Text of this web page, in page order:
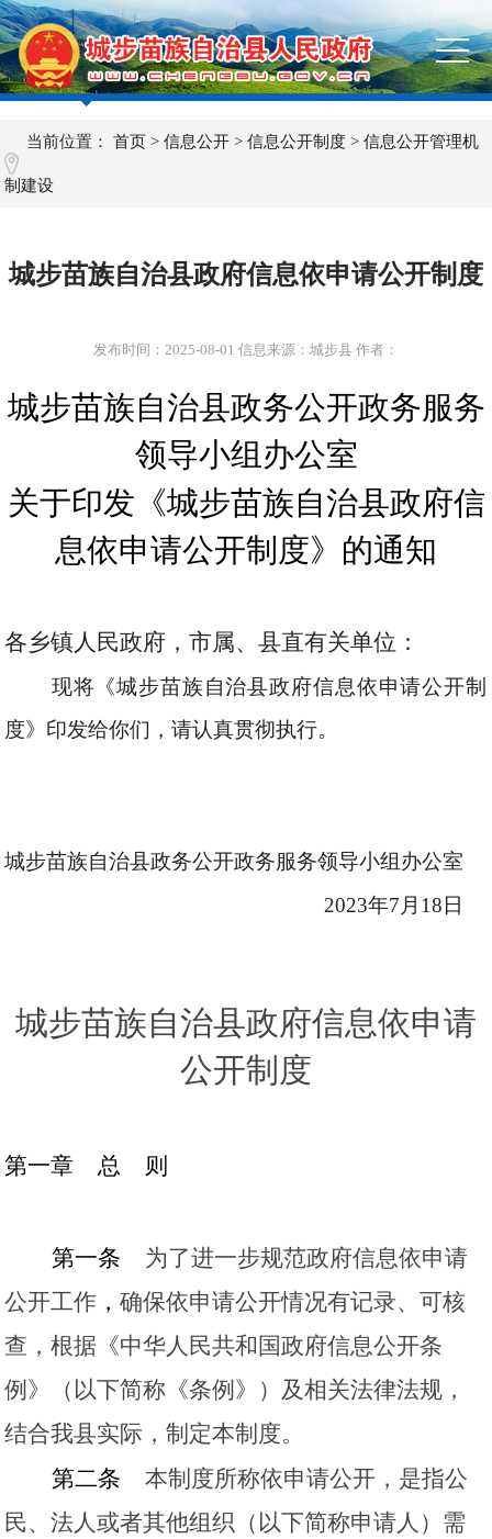
当前位置：首页 >信息公开 >信息公开制度 >信息公开管理机
制建设
城步苗族自治县政府信息依申请公开制度
发布时间： 2025-08-01 信息来源：城步县 作者：
城步苗族自治县政务公开政务服务
领导小组办公室
关于印发《城步苗族自治县政府信
息依申请公开制度》的通知
各乡镇人民政府，市属、县直有关单位：
现将《城步苗族自治县政府信息依申请公开制
度》印发给你们，请认真贯彻执行。
城步苗族自治县政务公开政务服务领导小组办公室
2023年7月18日
城步苗族自治县政府信息依申请
公开制度
第一章 总 则
第一条
为了进一步规范政府信息依申请
公开工作 ，确保依申请公开情况有记录、可核
查，根据《中华人民共和国政府信息公开条
例》（以下简称《条例》）及相关法律法规，
结合我县实际，制定本制度。
第二条
本制度所称依申请公开，是指公
民、法人或者其他组织（以下简称申请人）需